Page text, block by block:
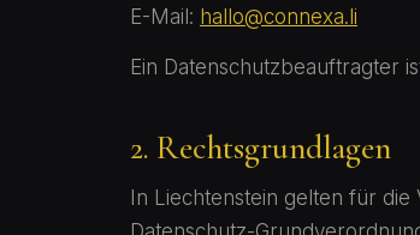
E-Mail: hallo@connexa.li
Ein Datenschutzbeauftragter
2. Rechtsgrundlagen
In Liechtenstein gelten für